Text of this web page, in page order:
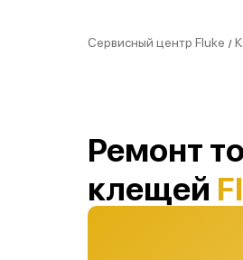
Сервисный центр Fluke /
Ремонт
клещей
Казани